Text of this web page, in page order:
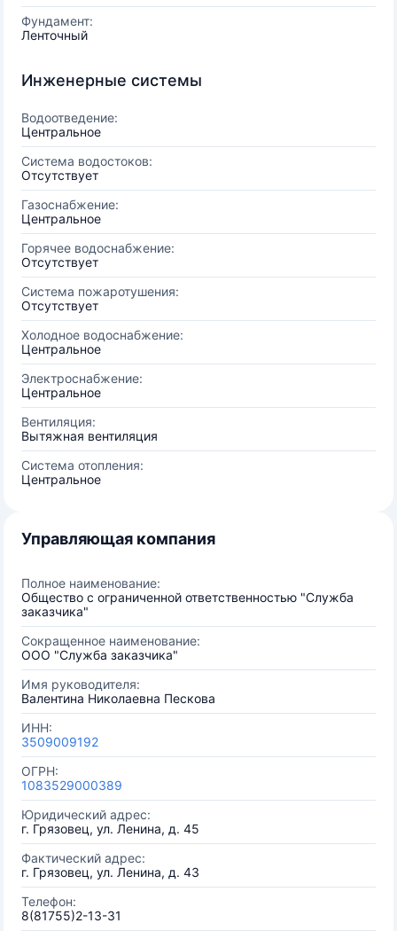
Фундамент:
Ленточный
Инженерные системы
Водоотведение:
Центральное
Система водостоков:
Отсутствует
Газоснабжение:
Центральное
Горячее водоснабжение:
Отсутствует
Система пожаротушения:
Отсутствует
Холодное водоснабжение:
Центральное
Электроснабжение:
Центральное
Вентиляция:
Вытяжная вентиляция
Система отопления:
Центральное
Управляющая компания
Полное наименование:
Общество с ограниченной ответственностью "Служба
заказчика"
Сокращенное наименование:
ООО "Служба заказчика"
Имя руководителя:
Валентина Николаевна Пескова
ИНН:
3509009192
ОГРН:
1083529000389
Юридический адрес:
г. Грязовец, ул. Ленина, д. 45
Фактический адрес:
г. Грязовец, ул. Ленина, д. 43
Телефон:
8(81755)2-13-31